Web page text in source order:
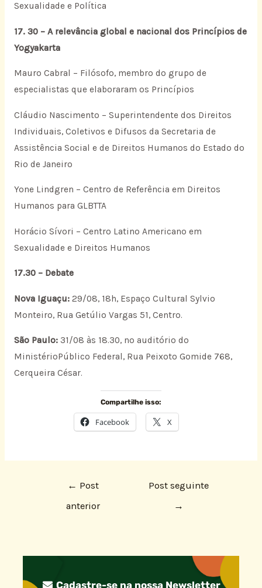
Sexualidade e Política
17. 30 – A relevância global e nacional dos Princípios de
Yogyakarta
Mauro Cabral – Filósofo, membro do grupo de
especialistas que elaboraram os Princípios
Cláudio Nascimento – Superintendente dos Direitos
Individuais, Coletivos e Difusos da Secretaria de
Assistência Social e de Direitos Humanos do Estado do
Rio de Janeiro
Yone Lindgren – Centro de Referência em Direitos
Humanos para GLBTTA
Horácio Sívori – Centro Latino Americano em
Sexualidade e Direitos Humanos
17.30 – Debate
Nova Iguaçu:29/08, 18h, Espaço Cultural Sylvio
Monteiro, Rua Getúlio Vargas 51, Centro.
São Paulo:31/08 às 18.30, no auditório do
MinistérioPúblico Federal, Rua Peixoto Gomide 768,
Cerqueira César.
Compartilhe isso:
Facebook X
← Post
anterior
Post seguinte
→
Cadastre-se na nossa Newsletter